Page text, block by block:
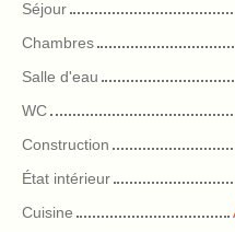
Séjour
Chambres
Salle d'eau
WC
Construction
État intérieur
Cuisine